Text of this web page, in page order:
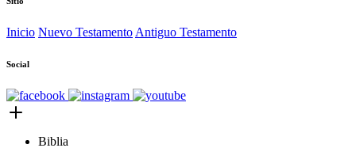
Inicio Nuevo Testamento Antiguo Testamento
Social
Biblia